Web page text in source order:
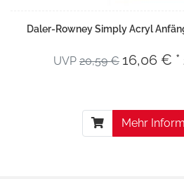
Daler-Rowney Simply Acryl
UVP 20,59 € 16,06 € *
Mehr